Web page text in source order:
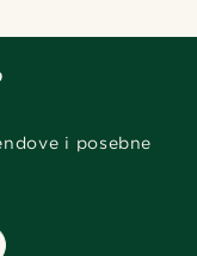
i posebne